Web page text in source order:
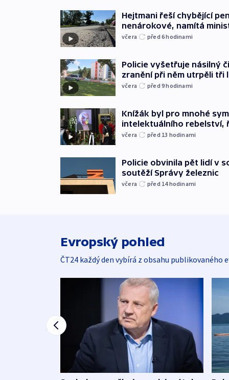
Hejtmani řeší chybějící
nenárokové, namítá
včera před 6hodinami
Policie vyšetřuje násilný
zranění při něm utrpěli tři
včera před 9hodinami
Knížák byl pro mnohé
intelektuálního rebelství,
včera před 13 hodinami
Policie obvinila pět lidí v
soutěží Správy železnic
včera před 14hodinami
Evropský pohled
ČT24 každý den vybírá z obsahu